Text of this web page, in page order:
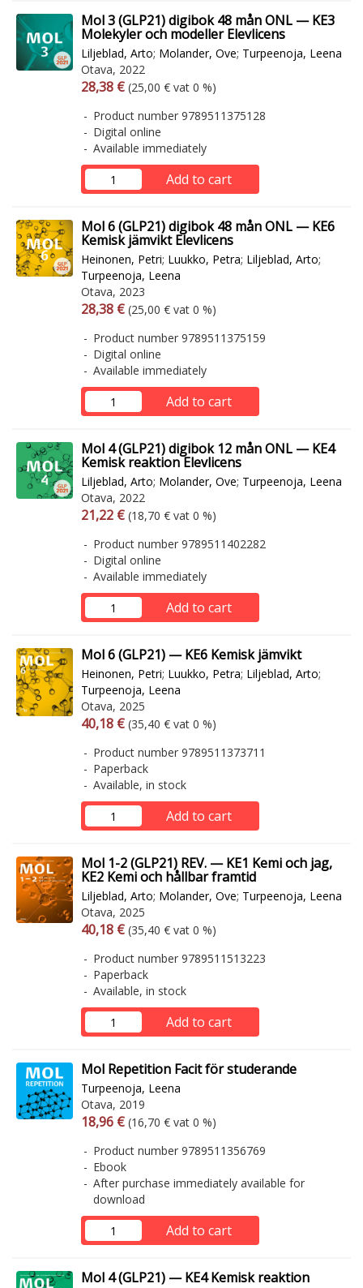
Mol 3 (GLP21) digibok 48 mån ONL — KE3
Molekyler och modeller Elevlicens
Liljeblad, Arto; Molander, Ove; Turpeenoja, Leena
Otava, 2022
Arvonlisäverollinen hinta
28,38 € Excl. vat
(25,00 € vat 0 %)
Product number 9789511375128
Digital online
Available immediately
Add to cart
Mol 6 (GLP21) digibok 48 mån ONL — KE6
Kemisk jämvikt Elevlicens
Heinonen, Petri; Luukko, Petra; Liljeblad, Arto;
Turpeenoja, Leena
Otava, 2023
Arvonlisäverollinen hinta
28,38 € Excl. vat
(25,00 € vat 0 %)
Product number 9789511375159
Digital online
Available immediately
Add to cart
Mol 4 (GLP21) digibok 12 mån ONL — KE4
Kemisk reaktion Elevlicens
Liljeblad, Arto; Molander, Ove; Turpeenoja, Leena
Otava, 2022
Arvonlisäverollinen hinta
21,22 € Excl. vat
(18,70 € vat 0 %)
Product number 9789511402282
Digital online
Available immediately
Add to cart
Mol 6 (GLP21) — KE6 Kemisk jämvikt
Heinonen, Petri; Luukko, Petra; Liljeblad, Arto;
Turpeenoja, Leena
Otava, 2025
Arvonlisäverollinen hinta
40,18 € Excl. vat
(35,40 € vat 0 %)
Product number 9789511373711
Paperback
Available, in stock
Add to cart
Mol 1-2 (GLP21) REV. — KE1 Kemi och jag,
KE2 Kemi och hållbar framtid
Liljeblad, Arto; Molander, Ove; Turpeenoja, Leena
Otava, 2025
Arvonlisäverollinen hinta
40,18 € Excl. vat
(35,40 € vat 0 %)
Product number 9789511513223
Paperback
Available, in stock
Add to cart
Mol Repetition Facit för studerande
Turpeenoja, Leena
Otava, 2019
Arvonlisäverollinen hinta
18,96 € Excl. vat
(16,70 € vat 0 %)
Product number 9789511356769
Ebook
After purchase immediately available for
download
Add to cart
Mol 4 (GLP21) — KE4 Kemisk reaktion